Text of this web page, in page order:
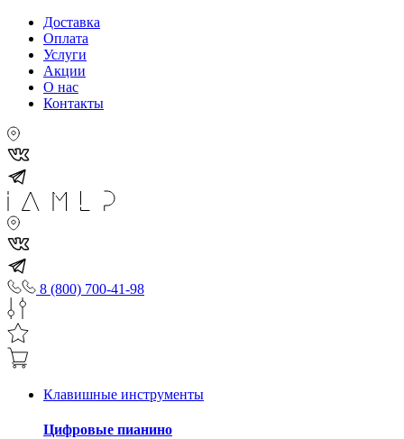
Доставка
Оплата
Услуги
Акции
О нас
Контакты
8 (800) 700-41-98
Клавишные инструменты
Цифровые пианино